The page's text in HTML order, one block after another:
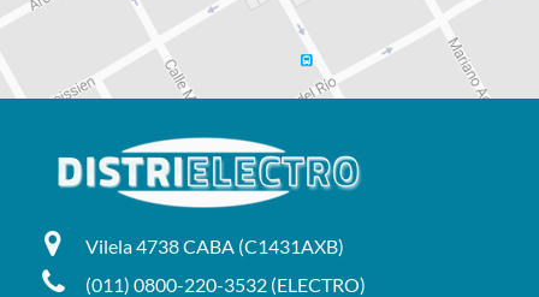
Vilela 4738 CABA (C1431AXB)
(011) 0800-220-3532 (ELECTRO)